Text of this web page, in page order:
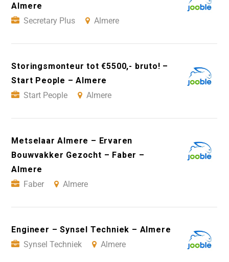
Almere
Secretary Plus
Almere
Storingsmonteur tot €5500,- bruto! –
Start People – Almere
Start People
Almere
Metselaar Almere – Ervaren
Bouwvakker Gezocht – Faber –
Almere
Faber
Almere
Engineer – Synsel Techniek – Almere
Synsel Techniek
Almere